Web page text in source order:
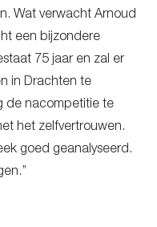
Wat verwacht Arnoud
een bijzondere
75 jaar en zal er
in Drachten te
de nacompetitie te
het zelfvertrouwen.
goed geanalyseerd.